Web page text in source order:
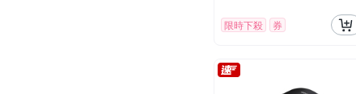
限時下殺 券